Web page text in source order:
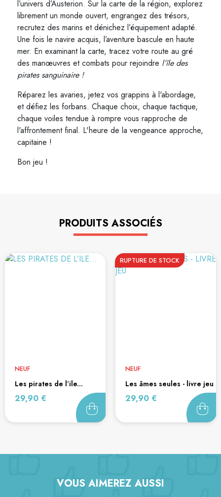
l’univers d’Austerion. Sur la carte de la région, explorez
librement un monde ouvert, engrangez des trésors,
recrutez des marins et dénichez l’équipement adapté.
Une fois le navire acquis, l’aventure bascule en haute
mer. En examinant la carte, tracez votre route au gré
des manœuvres et combats pour rejoindre l’île des
pirates sanguinaire !
Réparez les avaries, jetez vos grappins à l'abordage,
et défiez les forbans. Chaque choix, chaque tactique,
chaque voiles tendue à rompre vous rapproche de
l'affrontement final. L'heure de la vengeance approche,
capitaine !
Bon jeu !
PRODUITS ASSOCIÉS
NEUF
les pirates de l’ile...
Prix
29,90 €
NEUF
les âmes seules - livre jeu
Prix
29,90 €
RUPTURE DE STOCK
VOUS AIMEREZ AUSSI